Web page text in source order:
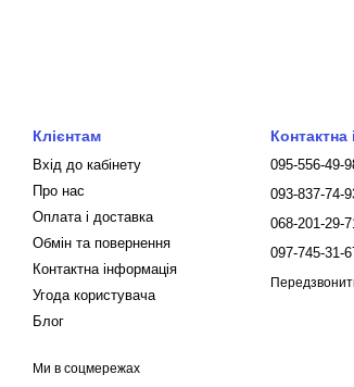
Клієнтам
Вхід до кабінету
Про нас
Оплата і доставка
Обмін та повернення
Контактна інформація
Угода користувача
Блог
Ми в соцмережах
Контактна
095-556-49-
093-837-74-
068-201-29-
097-745-31-